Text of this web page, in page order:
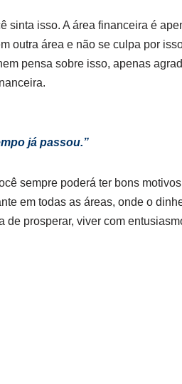
sinta isso. A área financeira é
outra área e não se culpa por
pensa sobre isso, apenas
já passou.”
sempre poderá ter bons
em todas as áreas, onde o
de prosperar, viver com